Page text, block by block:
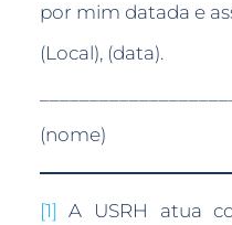
por mim datada e
(Local), (data).
(nome)
[1] A USRH atua